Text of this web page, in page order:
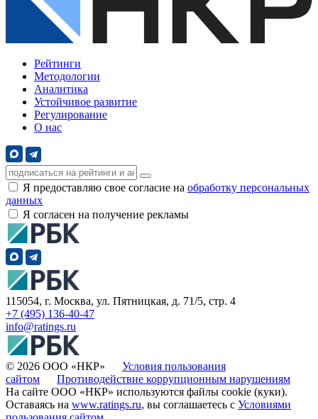
Рейтинги
Методологии
Аналитика
Устойчивое развитие
Регулирование
О нас
Я предоставляю свое согласие на обработку персональных
данных
Я согласен на получение рекламы
115054, г. Москва, ул. Пятницкая, д. 71/5, стр. 4
+7 (495) 136-40-47
info@ratings.ru
© 2026 ООО «НКР» Условия пользования
сайтом
Противодействие коррупционным нарушениям
На сайте ООО «НКР» используются файлы cookie (куки).
Оставаясь на www.ratings.ru, вы соглашаетесь с Условиями